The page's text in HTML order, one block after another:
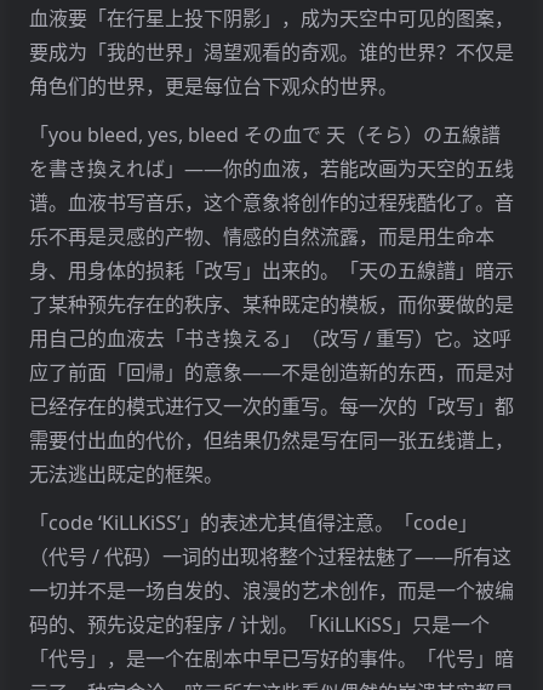
血液要「在行星上投下阴影」，成为天空中可见的图案，
要成为「我的世界」渴望观看的奇观。谁的世界？不仅是
角色们的世界，更是每位台下观众的世界。
「you bleed, yes, bleed その血で 天（そら）の五線譜
を書き換えれば」——你的血液，若能改画为天空的五线
谱。血液书写音乐，这个意象将创作的过程残酷化了。音
乐不再是灵感的产物、情感的自然流露，而是用生命本
身、用身体的损耗「改写」出来的。「天の五線譜」暗示
了某种预先存在的秩序、某种既定的模板，而你要做的是
用自己的血液去「书き換える」（改写 / 重写）它。这呼
应了前面「回帰」的意象——不是创造新的东西，而是对
已经存在的模式进行又一次的重写。每一次的「改写」都
需要付出血的代价，但结果仍然是写在同一张五线谱上，
无法逃出既定的框架。
「code ‘KiLLKiSS’」的表述尤其值得注意。「code」
（代号 / 代码）一词的出现将整个过程祛魅了——所有这
一切并不是一场自发的、浪漫的艺术创作，而是一个被编
码的、预先设定的程序 / 计划。「KiLLKiSS」只是一个
「代号」，是一个在剧本中早已写好的事件。「代号」暗